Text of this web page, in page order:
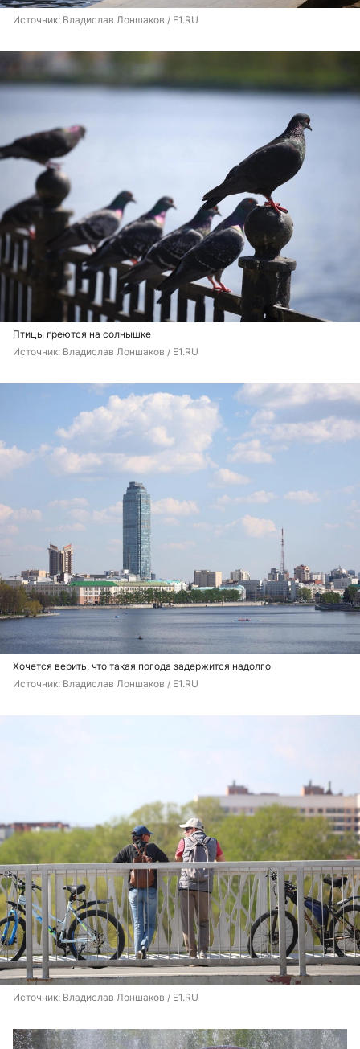
Источник: Владислав Лоншаков / E1.RU
Птицы греются на солнышке
Источник: Владислав Лоншаков / E1.RU
Хочется верить, что такая погода задержится надолго
Источник: Владислав Лоншаков / E1.RU
Источник: Владислав Лоншаков / E1.RU